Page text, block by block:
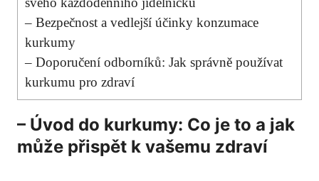
– Bezpečnost⁢ a vedlejší účinky konzumace
kurkumy
– Doporučení odborníků: Jak správně používat
kurkumu pro zdraví
– Úvod do kurkumy: Co je to a jak
může​ přispět k vašemu zdraví